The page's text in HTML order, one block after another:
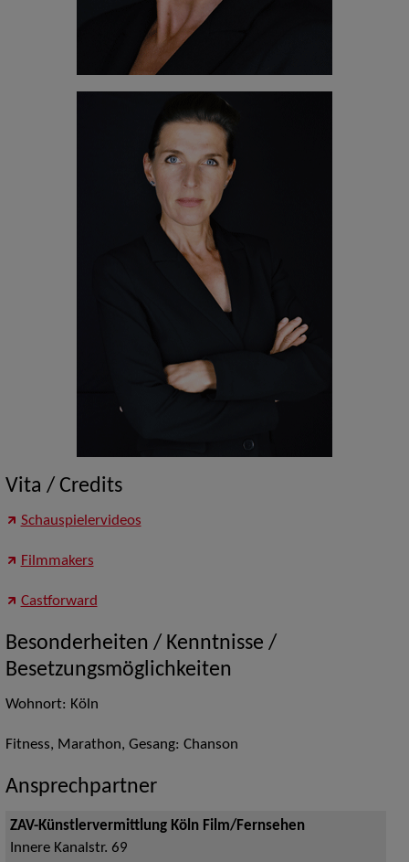
Vita / Credits
Schauspielervideos
Filmmakers
Castforward
Besonderheiten / Kenntnisse /
Besetzungsmöglichkeiten
Wohnort: Köln
Fitness, Marathon, Gesang: Chanson
Ansprechpartner
ZAV-Künstlervermittlung Köln Film/Fernsehen
Innere Kanalstr. 69